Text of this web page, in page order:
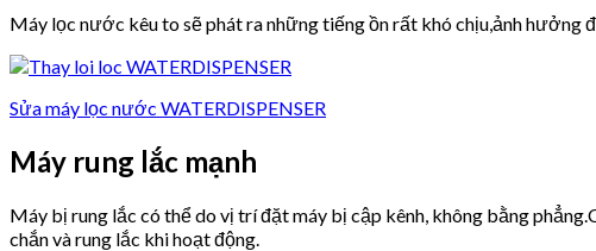
Máy lọc nước kêu to sẽ phát ra những tiếng ồn rất khó chịu,ảnh hưởng
Sửa máy lọc nước WATERDISPENSER
Máy rung lắc mạnh
Máy bị rung lắc có thể do vị trí đặt máy bị cập kênh, không bằng
chắn và rung lắc khi hoạt động.